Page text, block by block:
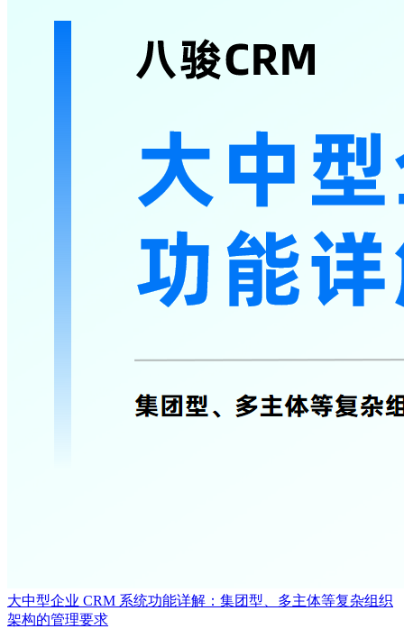
大中型企业 CRM 系统功能详解：集团型、多主体等复杂组织
架构的管理要求